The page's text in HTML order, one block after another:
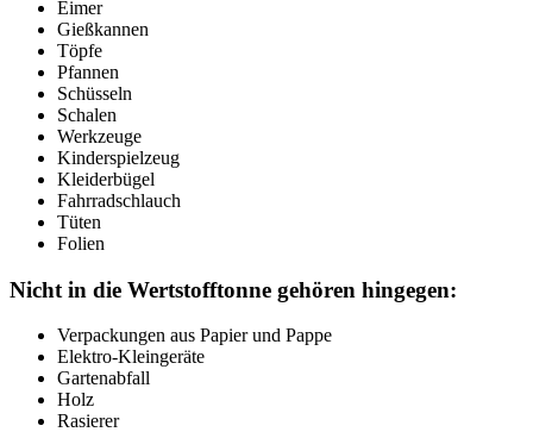
Eimer
Gießkannen
Töpfe
Pfannen
Schüsseln
Schalen
Werkzeuge
Kinderspielzeug
Kleiderbügel
Fahrradschlauch
Tüten
Folien
Nicht in die Wertstofftonne gehören hingegen:
Verpackungen aus Papier und Pappe
Elektro-Kleingeräte
Gartenabfall
Holz
Rasierer